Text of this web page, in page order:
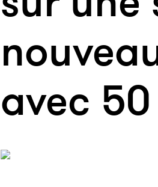
avec